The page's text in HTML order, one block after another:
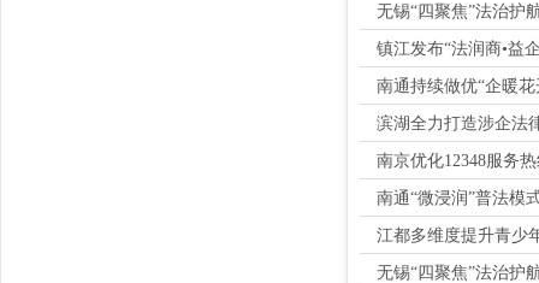
无锡“四聚焦”法治护
镇江发布“法润商•益
南通持续做优“企暖
滨湖全力打造涉企法
南京优化12348服务
南通“微浸润”普法模
江都多维度提升青少
无锡“四聚焦”法治护